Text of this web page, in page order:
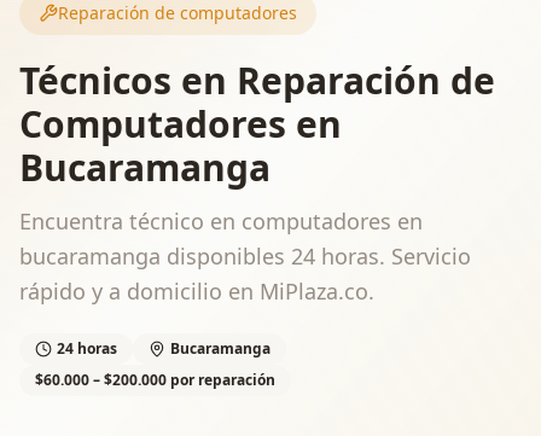
Reparación de computadores
Técnicos en Reparación de
Computadores en
Bucaramanga
Encuentra técnico en computadores en
bucaramanga disponibles 24 horas. Servicio
rápido y a domicilio en MiPlaza.co.
24 horas
Bucaramanga
$60.000 – $200.000 por reparación